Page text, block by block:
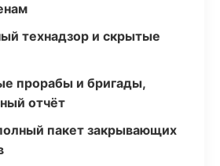
технадзор и скрытые
прорабы и бригады,
отчёт
пакет закрывающих